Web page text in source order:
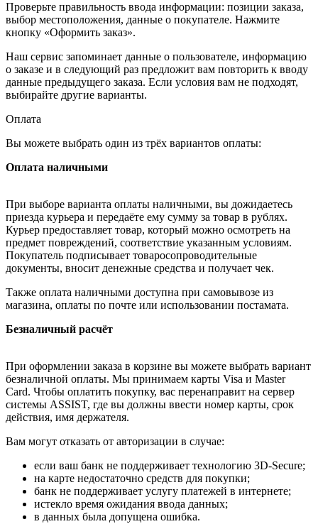
Проверьте правильность ввода информации: позиции заказа,
выбор местоположения, данные о покупателе. Нажмите
кнопку «Оформить заказ».
Наш сервис запоминает данные о пользователе, информацию
о заказе и в следующий раз предложит вам повторить к вводу
данные предыдущего заказа. Если условия вам не подходят,
выбирайте другие варианты.
Оплата
Вы можете выбрать один из трёх вариантов оплаты:
Оплата наличными
При выборе варианта оплаты наличными, вы дожидаетесь
приезда курьера и передаёте ему сумму за товар в рублях.
Курьер предоставляет товар, который можно осмотреть на
предмет повреждений, соответствие указанным условиям.
Покупатель подписывает товаросопроводительные
документы, вносит денежные средства и получает чек.
Также оплата наличными доступна при самовывозе из
магазина, оплаты по почте или использовании постамата.
Безналичный расчёт
При оформлении заказа в корзине вы можете выбрать вариант
безналичной оплаты. Мы принимаем карты Visa и Master
Card. Чтобы оплатить покупку, вас перенаправит на сервер
системы ASSIST, где вы должны ввести номер карты, срок
действия, имя держателя.
Вам могут отказать от авторизации в случае:
если ваш банк не поддерживает технологию 3D-Secure;
на карте недостаточно средств для покупки;
банк не поддерживает услугу платежей в интернете;
истекло время ожидания ввода данных;
в данных была допущена ошибка.